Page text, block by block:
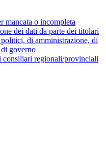
mancata o incompleta
dei dati da parte dei titolari
di amministrazione, di
governo
consiliari regionali/provinciali